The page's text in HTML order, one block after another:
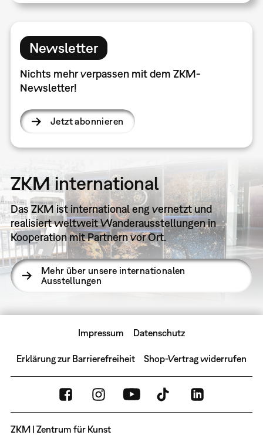
Newsletter
Nichts mehr verpassen mit dem ZKM-
Newsletter!
Jetzt abonnieren
ZKM international
Das ZKM ist international eng vernetzt und
realisiert weltweit Wanderausstellungen in
Kooperation mit Partnern vor Ort.
Mehr über unsere internationalen
Ausstellungen
Impressum Datenschutz
Erklärung zur Barrierefreiheit Shop-Vertrag widerrufen
ZKM | Zentrum für Kunst